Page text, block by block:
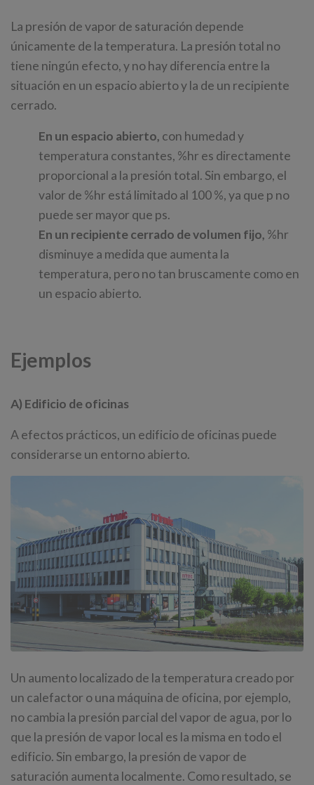
La presión de vapor de saturación depende
únicamente de la temperatura. La presión total no
tiene ningún efecto, y no hay diferencia entre la
situación en un espacio abierto y la de un recipiente
cerrado.
En un espacio abierto, con humedad y
temperatura constantes, %hr es directamente
proporcional a la presión total. Sin embargo, el
valor de %hr está limitado al 100 %, ya que p no
puede ser mayor que ps.
En un recipiente cerrado de volumen fijo, %hr
disminuye a medida que aumenta la
temperatura, pero no tan bruscamente como en
un espacio abierto.
Ejemplos
A) Edificio de oficinas
A efectos prácticos, un edificio de oficinas puede
considerarse un entorno abierto.
Un aumento localizado de la temperatura creado por
un calefactor o una máquina de oficina, por ejemplo,
no cambia la presión parcial del vapor de agua, por lo
que la presión de vapor local es la misma en todo el
edificio. Sin embargo, la presión de vapor de
saturación aumenta localmente. Como resultado, se